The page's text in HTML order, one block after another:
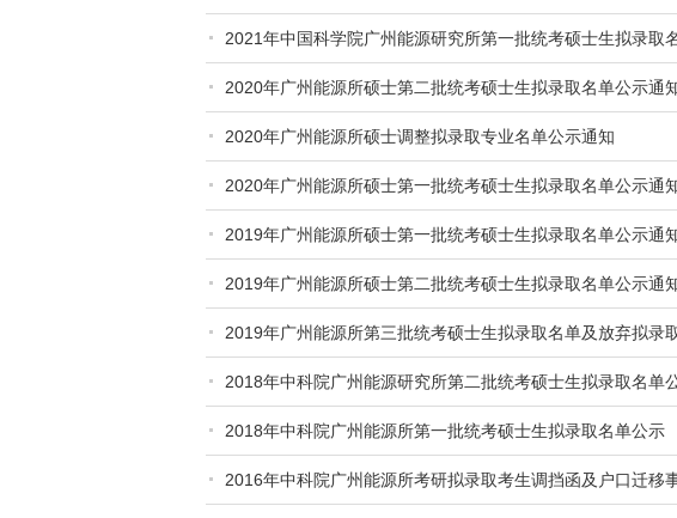
2021年中国科学院广州能源研究所第一批统考硕士生拟录取
2020年广州能源所硕士第二批统考硕士生拟录取名单公示通
2020年广州能源所硕士调整拟录取专业名单公示通知
2020年广州能源所硕士第一批统考硕士生拟录取名单公示通
2019年广州能源所硕士第一批统考硕士生拟录取名单公示通
2019年广州能源所硕士第二批统考硕士生拟录取名单公示通
2019年广州能源所第三批统考硕士生拟录取名单及放弃拟录
2018年中科院广州能源研究所第二批统考硕士生拟录取名单
2018年中科院广州能源所第一批统考硕士生拟录取名单公示
2016年中科院广州能源所考研拟录取考生调挡函及户口迁移